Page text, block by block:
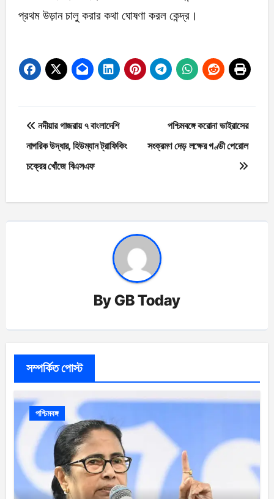
প্রথম উড়ান চালু করার কথা ঘোষণা করল কেন্দ্র।
Post
navigation
নদীয়ার গাজরায় ৭ বাংলাদেশি
নাগরিক উদ্ধার, হিউম্যান ট্রাফিকিং
চক্রের খোঁজে বিএসএফ
পশ্চিমবঙ্গে করোনা ভাইরাসের
সংক্রমণ দেড় লক্ষের গণ্ডী পেরোল
ByGB Today
সম্পর্কিত পোস্ট
পশ্চিমবঙ্গ